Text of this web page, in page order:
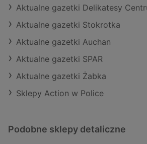
Aktualne gazetki Delikatesy
Aktualne gazetki Stokrotka
Aktualne gazetki Auchan
Aktualne gazetki SPAR
Aktualne gazetki Żabka
Sklepy Action w Police
Podobne sklepy detaliczne